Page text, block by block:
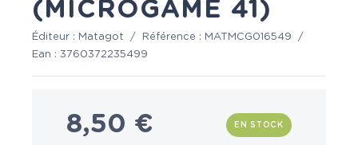
(MICROGAME 41)
Éditeur : Matagot / Référence : MATMCG016549
/
Ean : 3760372235499
8,50 € EN STOCK